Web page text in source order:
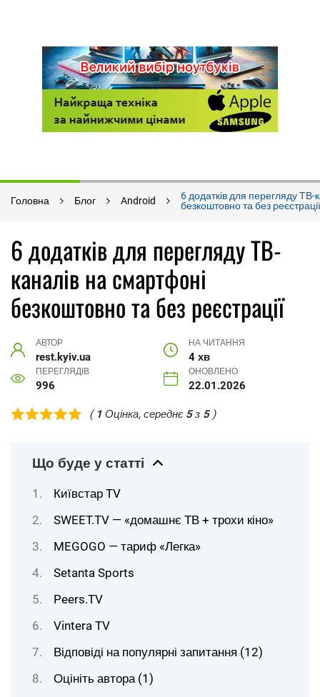
Головна Блог Android
6 додатків для перегляду ТВ-
безкоштовно та без реєстрації
6 додатків для перегляду ТВ-
каналів на смартфоні
безкоштовно та без реєстрації
АВТОР
rest.kyiv.ua
НА ЧИТАННЯ
4 хв
ПЕРЕГЛЯДІВ
996
ОНОВЛЕНО
22.01.2026
( 1 Оцінка, середнє 5з 5)
Що буде у статті
Київстар TV
SWEET.TV — «домашнє ТВ + трохи кіно»
MEGOGO — тариф «Легка»
Setanta Sports
Peers.TV
Vintera TV
Відповіді на популярні запитання (12)
Оцініть автора (1)